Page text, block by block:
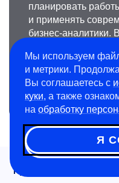
планировать
и применять
бизнес-аналитики.
инвестиционно-
Обучение на
Пресс-служба
Мы используем
и метрики.
Вы соглашаетесь с
куки, а также
на обработку
Я